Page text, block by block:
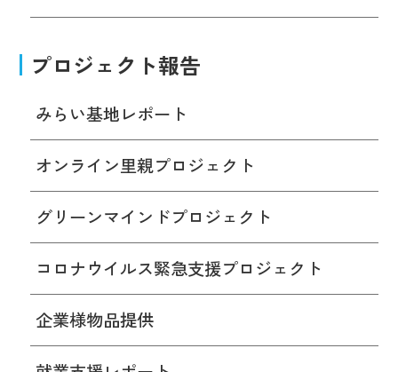
プロジェクト報告
みらい基地レポート
オンライン里親プロジェクト
グリーンマインドプロジェクト
コロナウイルス緊急支援プロジェクト
企業様物品提供